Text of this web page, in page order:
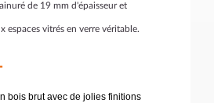
de 19 mm d'épaisseur et
espaces vitrés en verre véritable.
bois brut avec de jolies finitions